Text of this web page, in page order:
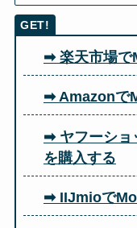
➡ 楽天市場で
➡ Amazonで
➡ ヤフーショ
を購入する
➡ IIJmioで